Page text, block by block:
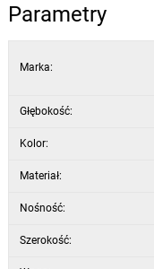
Parametry
Marka:
Głębokość:
Kolor:
Materiał:
Nośność:
Szerokość: